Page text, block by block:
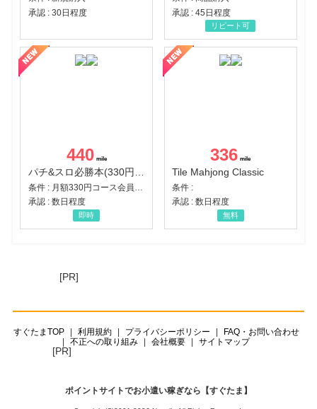
承認 : 30日程度
承認 : 45日程度
リピート可
440
承認 : 数日程度
即時
336
Tile Mahjong Classic
条件 :
承認 : 数日程度
無料
[PR]
すぐたまTOP 利用規約 プライバシーポリシー
FAQ・お問い合わせ
不正への取り組み
会社概要 サイトマップ
[PR]
ポイントサイトでお小遣い稼ぎなら【すぐたま】